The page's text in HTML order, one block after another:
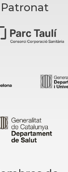
Patronat